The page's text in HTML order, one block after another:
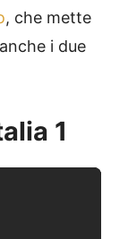
, che mette
i due
1